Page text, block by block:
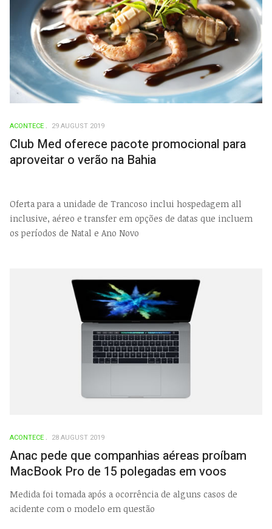
ACONTECE 29 AUGUST 2019
Club Med oferece pacote promocional para
aproveitar o verão na Bahia
Oferta para a unidade de Trancoso inclui hospedagem all
inclusive, aéreo e transfer em opções de datas que incluem
os períodos de Natal e Ano Novo
ACONTECE 28 AUGUST 2019
Anac pede que companhias aéreas proíbam
MacBook Pro de 15 polegadas em voos
Medida foi tomada após a ocorrência de alguns casos de
acidente com o modelo em questão